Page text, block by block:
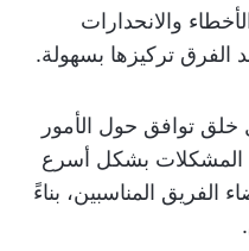
والانحدارات
الفرق تركيزها بسهولة.
خلق توافق حول الأمور
المشكلات بشكل أسرع
الفريق المناسبين، بناءً